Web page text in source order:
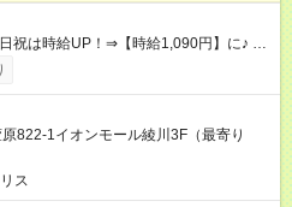
円まで） 【時給UPのチャン
と時給に反映
社員」に！⇒ 時給30円UP！ 《チャ
すると… 年2回の昇格審査クリアで、
円以上UPも夢じゃない！ 【急な
あり】 「今月ピンチかも…」そんな時
給料の一部を、 給料日前に受け取れる
822-1イオンモール綾川3F（最寄り
ス